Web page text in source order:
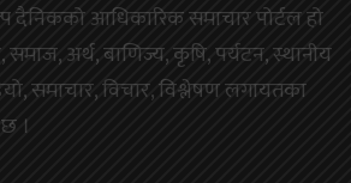
आधिकारिक समाचार पोर्टल हो
समाज, अर्थ, बाणिज्य, कृषि, पर्यटन, स्थानीय
समाचार, विचार, विश्लेषण लगायतका
।